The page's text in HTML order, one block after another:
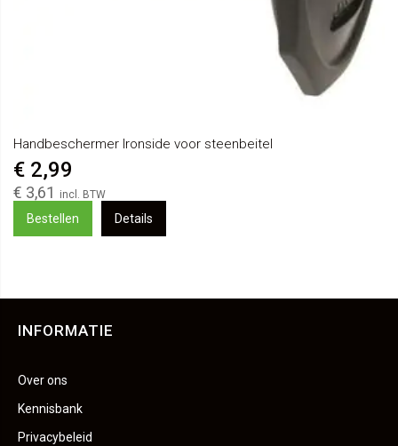
Handbeschermer Ironside voor steenbeitel
€ 3,61
€ 2,99
Bestellen Details
INFORMATIE
Over ons
Kennisbank
Privacybeleid